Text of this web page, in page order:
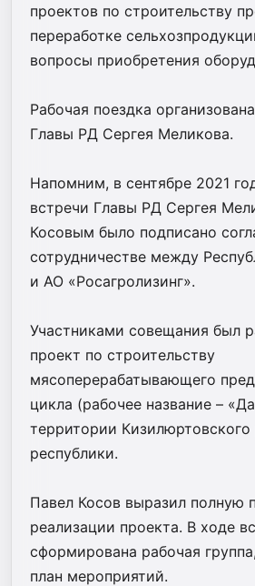
проектов по строительству
переработке
вопросы приобретения
Рабочая поездка
Главы РД Сергея Меликова.
Напомним, в сентябре 2021
встречи Главы РД Сергея
Косовым было подписано
сотрудничестве между
и АО «Росагролизинг».
Участниками совещания был
проект по строительству
мясоперерабатывающего
цикла (рабочее название –
территории Кизилюртовского
республики.
Павел Косов выразил полную
реализации проекта. В ходе
сформирована рабочая
план мероприятий.